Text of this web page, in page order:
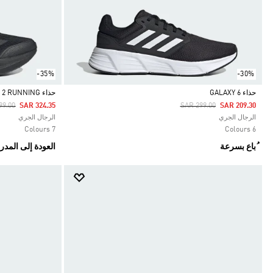
-30%
Selected
حذاء GALAXY 6
Price Reduced From
SAR 299.00ToSAR 209.30
الرجال الجري
6 Colours
ُباع بسرعة
-35%
Selected
حذاء DURAMO SPEED 2 RUNNING
From
ToSAR 324.35
الرجال الجري
7 Colours
العودة إلى